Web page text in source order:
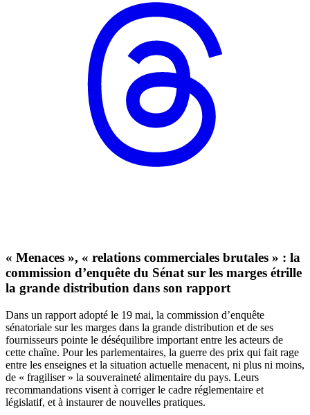
« Menaces », « relations commerciales brutales » : la
commission d’enquête du Sénat sur les marges étrille
la grande distribution dans son rapport
Dans un rapport adopté le 19 mai, la commission d’enquête
sénatoriale sur les marges dans la grande distribution et de ses
fournisseurs pointe le déséquilibre important entre les acteurs de
cette chaîne. Pour les parlementaires, la guerre des prix qui fait rage
entre les enseignes et la situation actuelle menacent, ni plus ni moins,
de « fragiliser » la souveraineté alimentaire du pays. Leurs
recommandations visent à corriger le cadre réglementaire et
législatif, et à instaurer de nouvelles pratiques.